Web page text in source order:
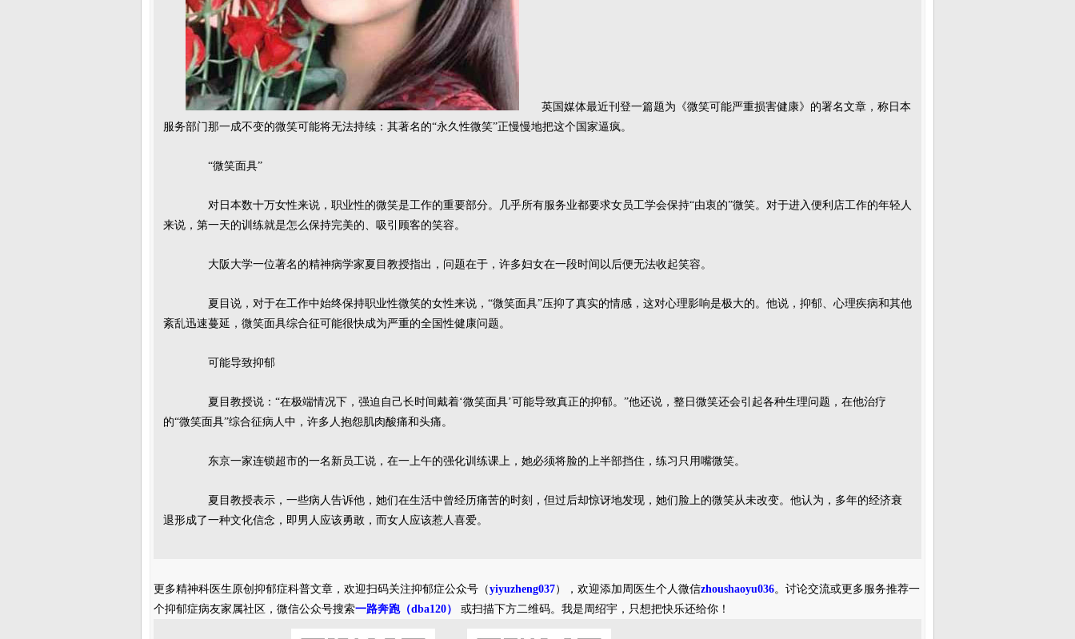
英国媒体最近刊登一篇题为《微笑可能严重损害健康》的署名文章，称日本
服务部门那一成不变的微笑可能将无法持续：其著名的“永久性微笑”正慢慢地把这个国家逼疯。
“微笑面具”
对日本数十万女性来说，职业性的微笑是工作的重要部分。几乎所有服务业都要求女员工学会保持“由衷的”微笑。对于进入便利店工作的年轻人
来说，第一天的训练就是怎么保持完美的、吸引顾客的笑容。
大阪大学一位著名的精神病学家夏目教授指出，问题在于，许多妇女在一段时间以后便无法收起笑容。
夏目说，对于在工作中始终保持职业性微笑的女性来说，“微笑面具”压抑了真实的情感，这对心理影响是极大的。他说，抑郁、心理疾病和其他
紊乱迅速蔓延，微笑面具综合征可能很快成为严重的全国性健康问题。
可能导致抑郁
夏目教授说：“在极端情况下，强迫自己长时间戴着‘微笑面具’可能导致真正的抑郁。”他还说，整日微笑还会引起各种生理问题，在他治疗
的“微笑面具”综合征病人中，许多人抱怨肌肉酸痛和头痛。
东京一家连锁超市的一名新员工说，在一上午的强化训练课上，她必须将脸的上半部挡住，练习只用嘴微笑。
夏目教授表示，一些病人告诉他，她们在生活中曾经历痛苦的时刻，但过后却惊讶地发现，她们脸上的微笑从未改变。他认为，多年的经济衰
退形成了一种文化信念，即男人应该勇敢，而女人应该惹人喜爱。
更多精神科医生原创抑郁症科普文章，欢迎扫码关注抑郁症公众号（yiyuzheng037），欢迎添加周医生个人微信zhoushaoyu036。讨论交流或更多服务推荐一
个抑郁症病友家属社区，微信公众号搜索一路奔跑（dba120） 或扫描下方二维码。我是周绍宇，只想把快乐还给你！